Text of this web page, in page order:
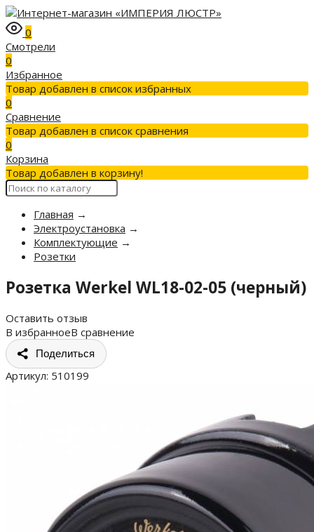
0
Смотрели
0
Избранное
Товар добавлен в список избранных
0
Сравнение
Товар добавлен в список сравнения
0
Корзина
Товар добавлен в корзину!
Главная →
Электроустановка →
Комплектующие →
Розетки
Розетка Werkel WL18-02-05 (черный)
Оставить отзыв
В избранноеВ сравнение
Поделиться
Артикул: 510199